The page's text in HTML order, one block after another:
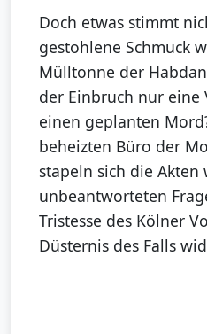
Doch etwas stimmt
gestohlene Schmuck
Mülltonne der
der Einbruch nur eine
einen geplanten
beheizten Büro der
stapeln sich die Akten
unbeantworteten
Tristesse des Kölner
Düsternis des Falls